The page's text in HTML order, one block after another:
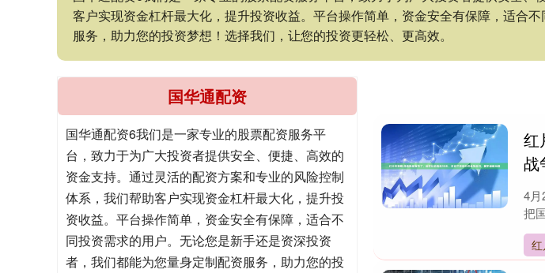
客户实现资金杠杆最大化，提升投资收益。平台操作简单，资金安全有保障，适合
服务，助力您的投资梦想！选择我们，让您的投资更轻松、更高效。
红
战
4
把
国华通配资
国华通配资6我们是一家专业的股票配资服务平
台，致力于为广大投资者提供安全、便捷、高效的
资金支持。通过灵活的配资方案和专业的风险控制
体系，我们帮助客户实现资金杠杆最大化，提升投
资收益。平台操作简单，资金安全有保障，适合不
同投资需求的用户。无论您是新手还是资深投资
者，我们都能为您量身定制配资服务，助力您的投